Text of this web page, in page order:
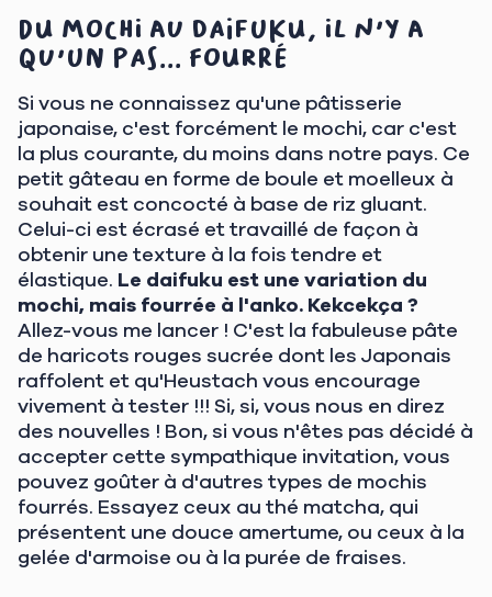
Du mochi au daifuku, il n'y a
qu'un pas... fourré
Si vous ne connaissez qu'une pâtisserie
japonaise, c'est forcément le mochi, car c'est
la plus courante, du moins dans notre pays. Ce
petit gâteau en forme de boule et moelleux à
souhait est concocté à base de riz gluant.
Celui-ci est écrasé et travaillé de façon à
obtenir une texture à la fois tendre et
élastique. Le daifuku est une variation du
mochi, mais fourrée à l'anko. Kekcekça ?
Allez-vous me lancer ! C'est la fabuleuse pâte
de haricots rouges sucrée dont les Japonais
raffolent et qu'Heustach vous encourage
vivement à tester !!! Si, si, vous nous en direz
des nouvelles ! Bon, si vous n'êtes pas décidé à
accepter cette sympathique invitation, vous
pouvez goûter à d'autres types de mochis
fourrés. Essayez ceux au thé matcha, qui
présentent une douce amertume, ou ceux à la
gelée d'armoise ou à la purée de fraises.